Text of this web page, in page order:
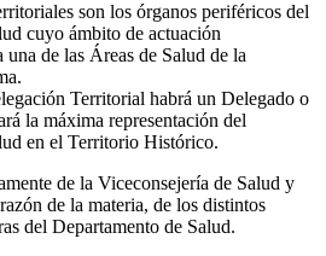
son los órganos periféricos del
cuyo ámbito de actuación
una de las Áreas de Salud de la
Territorial habrá un Delegado o
la máxima representación del
en el Territorio Histórico.
de la Viceconsejería de Salud y
de la materia, de los distintos
del Departamento de Salud.